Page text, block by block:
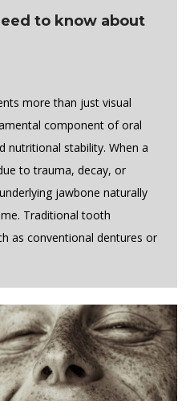
to know about
more than just visual
component of oral
nutritional stability. When a
to trauma, decay, or
jawbone naturally
Traditional tooth
as conventional dentures or